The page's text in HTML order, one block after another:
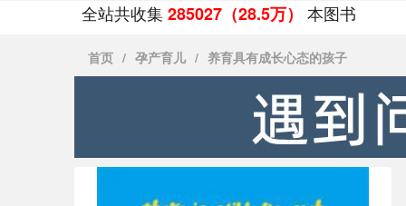
全站共收集285027（28.5万） 本图书
首页 / 孕产育儿 / 养育具有成长心态的孩子